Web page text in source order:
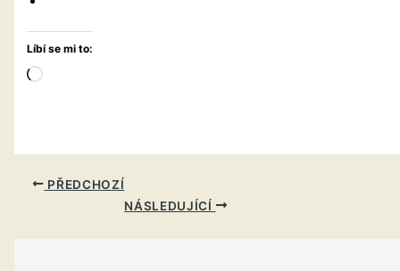
Líbí se mi to:
Načítání…
PŘEDCHOZÍ
NÁSLEDUJÍCÍ